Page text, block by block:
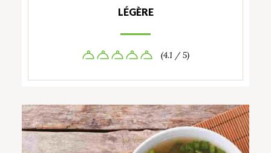
LÉGÈRE
(4.1 / 5)